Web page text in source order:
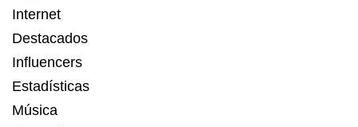
Internet
Destacados
Influencers
Estadísticas
Música